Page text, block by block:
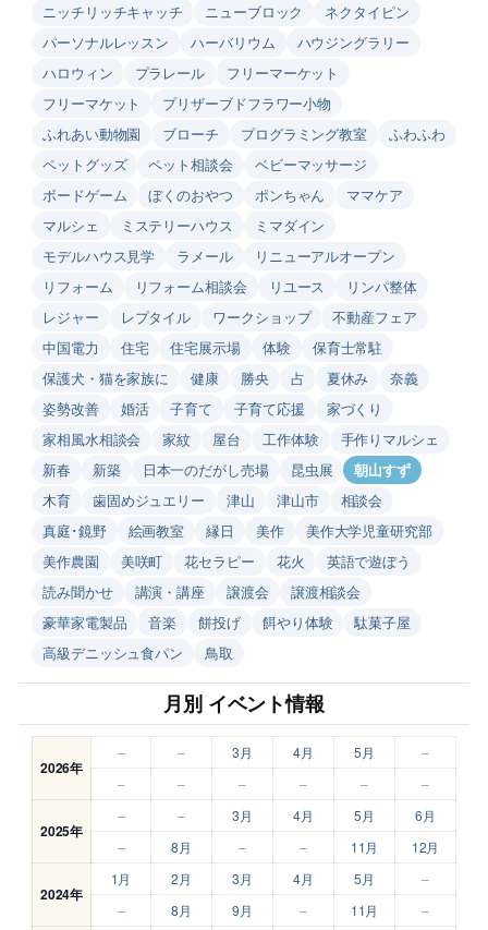
ニッチリッチキャッチ ニューブロック
ネクタイピン
パーソナルレッスン
ハーバリウム
ハウジングラリー
ハロウィン
プラレール
フリーマーケット
フリーマケット
プリザーブドフラワー小物
ふれあい動物園
ブローチ プログラミング教室
ふわふわ
ペットグッズ
ペット相談会
ベビーマッサージ
ボードゲーム
ぼくのおやつ ポンちゃん
ママケア
マルシェ
ミステリーハウス
ミマダイン
モデルハウス見学
ラメール
リニューアルオープン
リフォーム
リフォーム相談会 リユース
リンパ整体
レジャー
レプタイル ワークショップ
不動産フェア
中国電力
住宅 住宅展示場 体験
保育士常駐
保護犬・猫を家族に
健康 勝央 占 夏休み
奈義
姿勢改善
婚活 子育て 子育て応援
家づくり
家相風水相談会
家紋 屋台 工作体験
手作りマルシェ
新春
新築 日本一のだがし売場 昆虫展
朝山すず
木育
歯固めジュエリー 津山 津山市
相談会
真庭･鏡野
絵画教室 縁日 美作
美作大学児童研究部
美作農園
美咲町 花セラピー 花火
英語で遊ぼう
読み聞かせ
講演・講座 譲渡会
譲渡相談会
豪華家電製品
音楽 餅投げ 餌やり体験
駄菓子屋
高級デニッシュ食パン
鳥取
月別 イベント情報
2026年
– – 3月 4月 5月
–
–
– – – – –
2025年
– – 3月 4月 5月
6月
–
8月 – – 11月 12月
2024年
1月 2月 3月 4月 5月
–
–
8月 9月 – 11月 –